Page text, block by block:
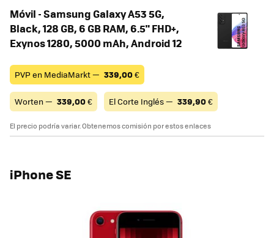
Móvil - Samsung Galaxy A53 5G,
Black, 128 GB, 6 GB RAM, 6.5" FHD+,
Exynos 1280, 5000 mAh, Android 12
PVP en MediaMarkt — 339,00€
Worten — 339,00€ El Corte Inglés — 339,90€
El precio podría variar. Obtenemos comisión por estos enlaces
iPhone SE